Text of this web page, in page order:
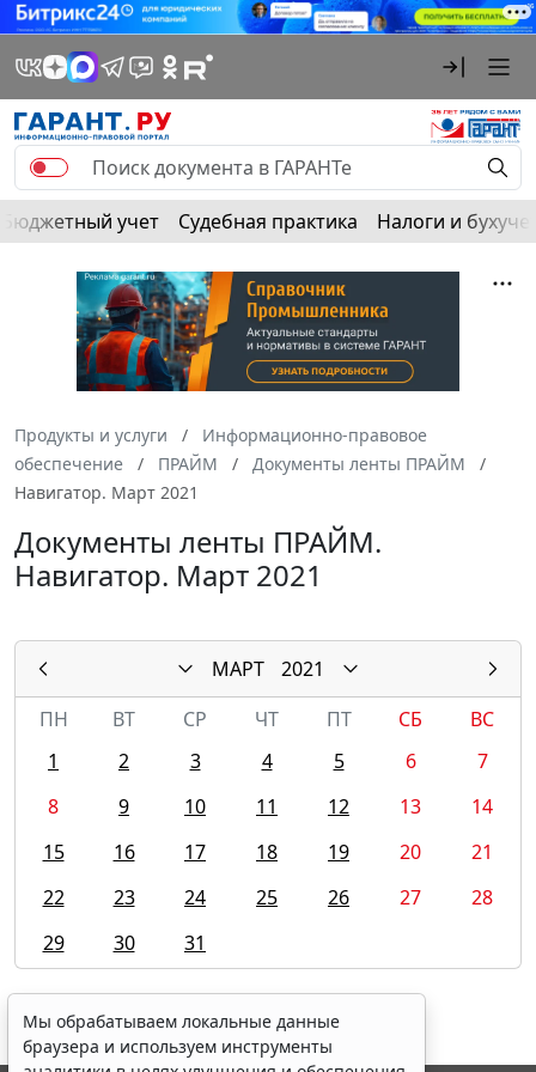
Бюджетный учет Судебная практика Налоги и
Продукты и услуги
Информационно-правовое
обеспечение
ПРАЙМ
Документы ленты ПРАЙМ
Навигатор. Март 2021
Документы ленты ПРАЙМ.
Навигатор. Март 2021
МАРТ
2021
ПН
ВТ СР ЧТ ПТ СБ
ВС
1
2 3 4 5 6
7
8
9 10 11 12 13
14
15
16 17 18 19 20
21
22
23 24 25 26 27
28
29
30 31
Мы обрабатываем локальные данные
браузера и используем инструменты